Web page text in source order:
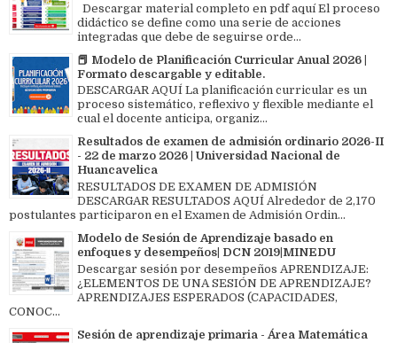
Descargar material completo en pdf aquí El proceso
didáctico se define como una serie de acciones
integradas que debe de seguirse orde...
📕 Modelo de Planificación Curricular Anual 2026 |
Formato descargable y editable.
DESCARGAR AQUÍ La planificación curricular es un
proceso sistemático, reflexivo y flexible mediante el
cual el docente anticipa, organiz...
Resultados de examen de admisión ordinario 2026-II
- 22 de marzo 2026 | Universidad Nacional de
Huancavelica
RESULTADOS DE EXAMEN DE ADMISIÓN
DESCARGAR RESULTADOS AQUÍ Alrededor de 2,170
postulantes participaron en el Examen de Admisión Ordin...
Modelo de Sesión de Aprendizaje basado en
enfoques y desempeños| DCN 2019|MINEDU
Descargar sesión por desempeños APRENDIZAJE:
¿ELEMENTOS DE UNA SESIÓN DE APRENDIZAJE?
APRENDIZAJES ESPERADOS (CAPACIDADES,
CONOC...
Sesión de aprendizaje primaria - Área Matemática